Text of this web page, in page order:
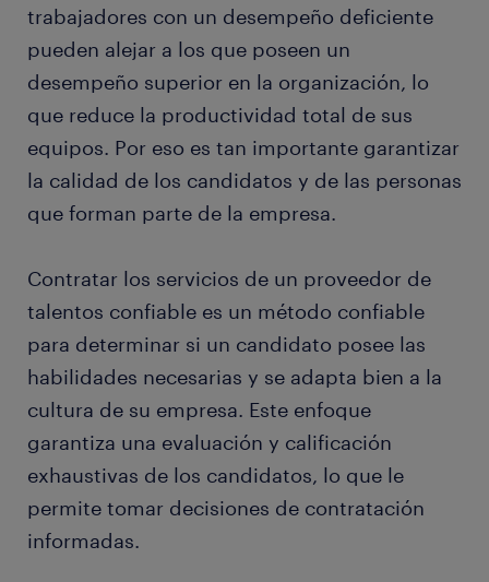
trabajadores con un desempeño deficiente
pueden alejar a los que poseen un
desempeño superior en la organización, lo
que reduce la productividad total de sus
equipos. Por eso es tan importante garantizar
la calidad de los candidatos y de las personas
que forman parte de la empresa.
Contratar los servicios de un proveedor de
talentos confiable es un método confiable
para determinar si un candidato posee las
habilidades necesarias y se adapta bien a la
cultura de su empresa. Este enfoque
garantiza una evaluación y calificación
exhaustivas de los candidatos, lo que le
permite tomar decisiones de contratación
informadas.